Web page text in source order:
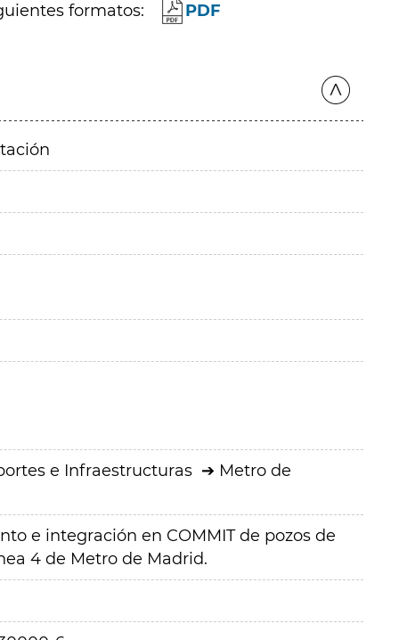
formatos: PDF
e Infraestructuras
Metro de
e integración en COMMIT de pozos de
4 de Metro de Madrid.